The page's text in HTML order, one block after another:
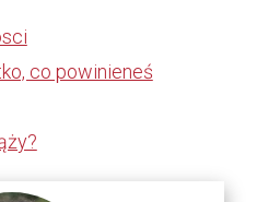
co powinieneś